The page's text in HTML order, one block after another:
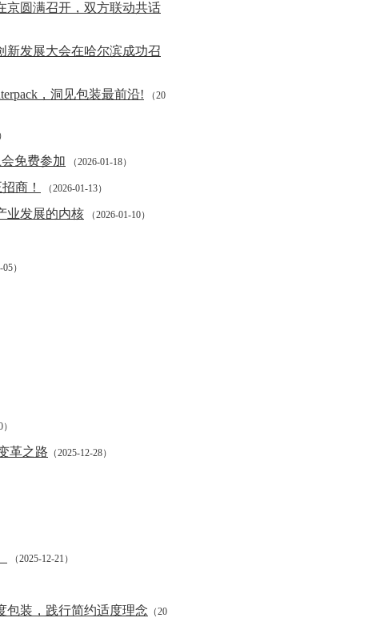
京圆满召开，双方联动共话
发展大会在哈尔滨成功召
，洞见包装最前沿! （20
免费参加 （2026-01-18）
商！ （2026-01-13）
业发展的内核 （2026-01-10）
）
革之路 （2025-12-28）
（2025-12-21）
包装，践行简约适度理念 （20